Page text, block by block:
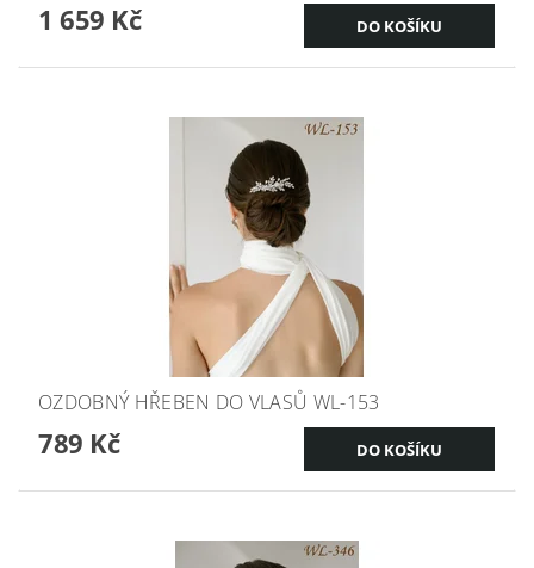
1 659 Kč
OZDOBNÝ HŘEBEN DO VLASŮ WL-153
789 Kč